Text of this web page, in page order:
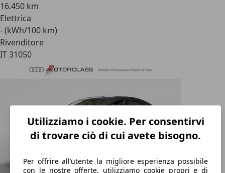
Utilizziamo i cookie. Per consentirvi
di trovare ciò di cui avete bisogno.
Per offrire all’utente la migliore esperienza possibile
con le nostre offerte, utilizziamo cookie propri e di
16.450 km
Elettrica
- (kWh/100 km)
Rivenditore
IT 31050